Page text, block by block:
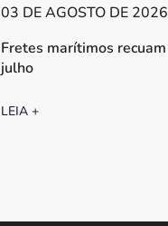
03 DE AGOSTO DE 2026
Fretes marítimos
julho
LEIA +